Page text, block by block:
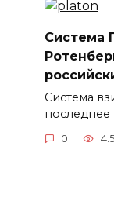
Система
Система
последнее
0